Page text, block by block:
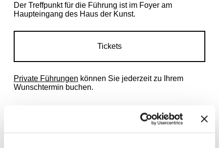
Der Treffpunkt für die Führung ist im Foyer am
Haupteingang des Haus der Kunst.
Tickets
Private Führungen können Sie jederzeit zu Ihrem
Wunschtermin buchen.